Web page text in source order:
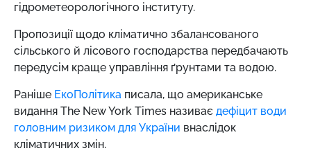
гідрометеорологічного інституту.
Пропозиції щодо кліматично збалансованого
сільського й лісового господарства передбачають
передусім краще управління ґрунтами та водою.
Раніше ЕкоПолітика писала, що американське
видання The New York Times називає дефіцит води
головним ризиком для України внаслідок
кліматичних змін.